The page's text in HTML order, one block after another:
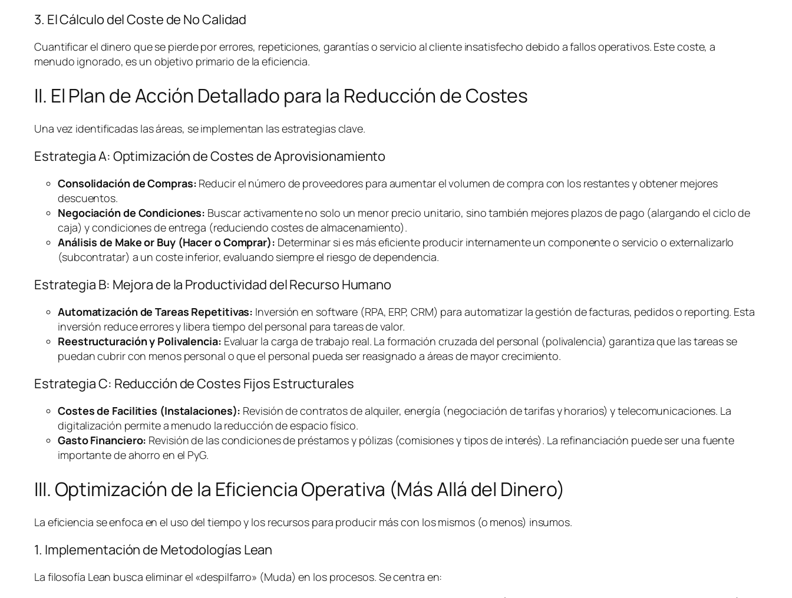
3. El Cálculo del Coste de No Calidad
Cuantificar el dinero que se pierde por errores, repeticiones, garantías o servicio al cliente insatisfecho debido a fallos operativos. Este coste, a
menudo ignorado, es un objetivo primario de la eficiencia.
II. El Plan de Acción Detallado para la Reducción de Costes
Una vez identificadas las áreas, se implementan las estrategias clave.
Estrategia A: Optimización de Costes de Aprovisionamiento
Consolidación de Compras: Reducir el número de proveedores para aumentar el volumen de compra con los restantes y obtener mejores
descuentos.
Negociación de Condiciones: Buscar activamente no solo un menor precio unitario, sino también mejores plazos de pago (alargando el ciclo de
caja) y condiciones de entrega (reduciendo costes de almacenamiento).
Análisis de Make or Buy(Hacer o Comprar): Determinar si es más eficiente producir internamente un componente o servicio o externalizarlo
(subcontratar) a un coste inferior, evaluando siempre el riesgo de dependencia.
Estrategia B: Mejora de la Productividad del Recurso Humano
Automatización de Tareas Repetitivas: Inversión en software (RPA, ERP, CRM) para automatizar la gestión de facturas, pedidos o reporting. Esta
inversión reduce errores y libera tiempo del personal para tareas de valor.
Reestructuración y Polivalencia: Evaluar la carga de trabajo real. La formación cruzada del personal (polivalencia) garantiza que las tareas se
puedan cubrir con menos personal o que el personal pueda ser reasignado a áreas de mayor crecimiento.
Estrategia C: Reducción de Costes Fijos Estructurales
Costes de Facilities (Instalaciones): Revisión de contratos de alquiler, energía (negociación de tarifas y horarios) y telecomunicaciones. La
digitalización permite a menudo la reducción de espacio físico.
Gasto Financiero: Revisión de las condiciones de préstamos y pólizas (comisiones y tipos de interés). La refinanciación puede ser una fuente
importante de ahorro en el PyG.
III. Optimización de la Eficiencia Operativa (Más Allá del Dinero)
La eficiencia se enfoca en el uso del tiempo y los recursos para producir más con los mismos (o menos) insumos.
1. Implementación de Metodologías Lean
La filosofía Lean busca eliminar el «despilfarro» (Muda) en los procesos. Se centra en: